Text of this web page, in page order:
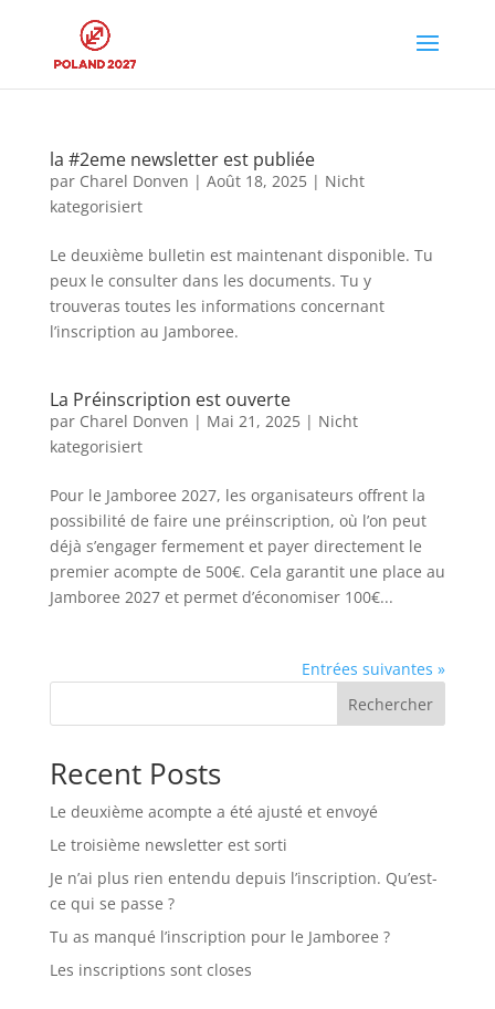
la #2eme newsletter est publiée
par Charel Donven | Août 18, 2025| Nicht
kategorisiert
Le deuxième bulletin est maintenant disponible. Tu
peux le consulter dans les documents. Tu y
trouveras toutes les informations concernant
l’inscription au Jamboree.
La Préinscription est ouverte
par Charel Donven | Mai 21, 2025| Nicht
kategorisiert
Pour le Jamboree 2027, les organisateurs offrent la
possibilité de faire une préinscription, où l’on peut
déjà s’engager fermement et payer directement le
premier acompte de 500€. Cela garantit une place au
Jamboree 2027 et permet d’économiser 100€...
Entrées suivantes »
Rechercher
Recent Posts
Le deuxième acompte a été ajusté et envoyé
Le troisième newsletter est sorti
Je n’ai plus rien entendu depuis l’inscription. Qu’est-
ce qui se passe ?
Tu as manqué l’inscription pour le Jamboree ?
Les inscriptions sont closes